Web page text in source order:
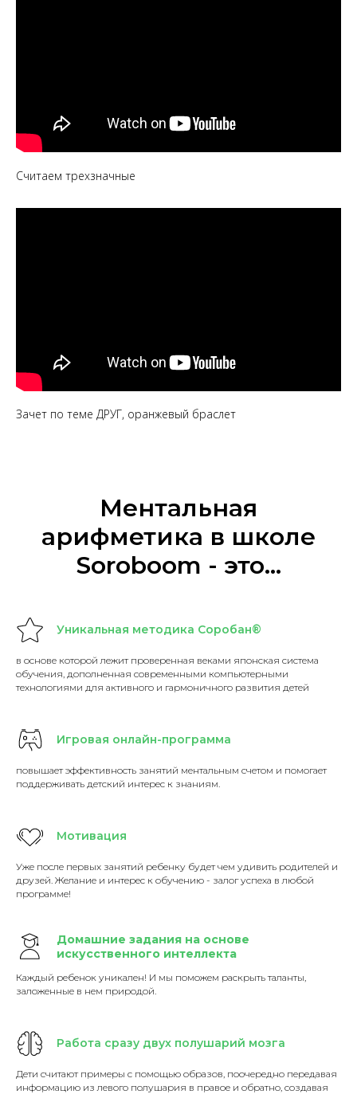
Считаем трехзначные
Зачет по теме ДРУГ, оранжевый браслет
Ментальная
арифметика в школе
Soroboom - это…
Уникальная методика Соробан®
в основе которой лежит проверенная веками японская система
обучения, дополненная современными компьютерными
технологиями для активного и гармоничного развития детей
Игровая онлайн-программа
повышает эффективность занятий ментальным счетом и помогает
поддерживать детский интерес к знаниям.
Мотивация
Уже после первых занятий ребенку будет чем удивить родителей и
друзей. Желание и интерес к обучению - залог успеха в любой
программе!
Домашние задания на основе
искусственного интеллекта
Каждый ребенок уникален! И мы поможем раскрыть таланты,
заложенные в нем природой.
Работа сразу двух полушарий мозга
Дети считают примеры с помощью образов, поочередно передавая
информацию из левого полушария в правое и обратно, создавая